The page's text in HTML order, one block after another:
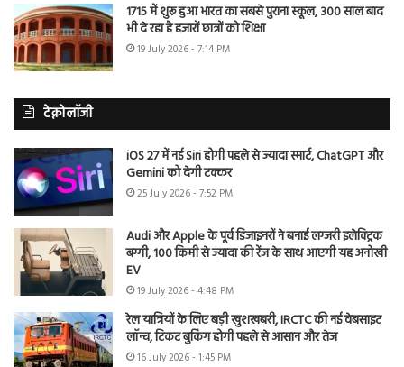
1715 में शुरू हुआ भारत का सबसे पुराना स्कूल, 300 साल बाद
भी दे रहा है हजारों छात्रों को शिक्षा
19 July 2026 - 7:14 PM
टेक्नोलॉजी
iOS 27 में नई Siri होगी पहले से ज्यादा स्मार्ट, ChatGPT और
Gemini को देगी टक्कर
25 July 2026 - 7:52 PM
Audi और Apple के पूर्व डिजाइनरों ने बनाई लग्जरी इलेक्ट्रिक
बग्गी, 100 किमी से ज्यादा की रेंज के साथ आएगी यह अनोखी
EV
19 July 2026 - 4:48 PM
रेल यात्रियों के लिए बड़ी खुशखबरी, IRCTC की नई वेबसाइट
लॉन्च, टिकट बुकिंग होगी पहले से आसान और तेज
16 July 2026 - 1:45 PM